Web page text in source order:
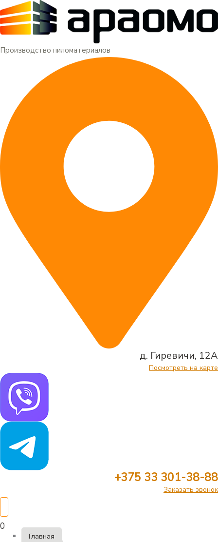
Производство пиломатериалов
д. Гиревичи, 12А
Посмотреть на карте
+375 33 301-38-88
Заказать звонок
0
Меню
Главная
Перейти
к
содержимому